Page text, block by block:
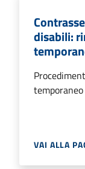
disabili:
temporaneo
VAI ALLA